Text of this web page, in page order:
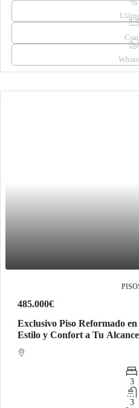
485.000€
Exclusivo Piso Reformado
Estilo y Confort a Tu Alcance
3
3